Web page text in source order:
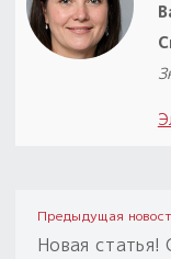
Предыдущая
Новая статья!